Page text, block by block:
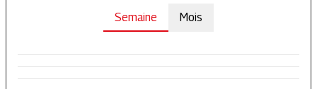
Semaine Mois